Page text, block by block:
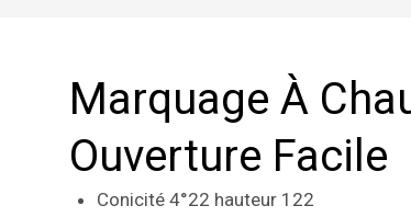
Marquage À
Ouverture Facile
Conicité 4°22 hauteur 122